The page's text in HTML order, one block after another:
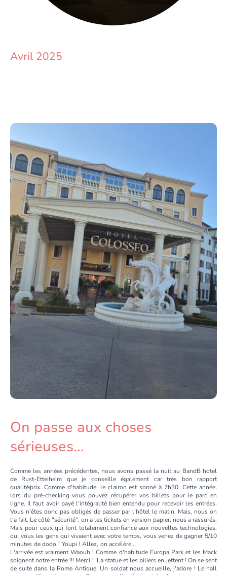
Avril 2025
On passe aux choses
sérieuses...
Comme les années précédentes, nous avons passé la nuit au BandB hotel
de Rust-Etteiheim que je conseille également car très bon rapport
qualité/prix. Comme d'habitude, le clairon est sonné à 7h30. Cette année,
lors du pré-checking vous pouvez récupérer vos billets pour le parc en
ligne. Il faut avoir payé l'intégralité bien entendu pour recevoir les entrées.
Vous n'êtes donc pas obligés de passer par l'hôtel le matin. Mais, nous on
l'a fait. Le côté "sécurité", on a les tickets en version papier, nous a rassurés.
Mais pour ceux qui font totalement confiance aux nouvelles technologies,
oui vous les gens qui vivaient avec votre temps, vous venez de gagner 5/10
minutes de dodo ! Youpi ! Allez, on accélère...
L'arrivée est vraiment Waouh ! Comme d'habitude Europa Park et les Mack
soignent notre entrée !!! Merci ! La statue et les piliers en jettent ! On se sent
de suite dans la Rome Antique. Un soldat nous accueille, j'adore ! Le hall